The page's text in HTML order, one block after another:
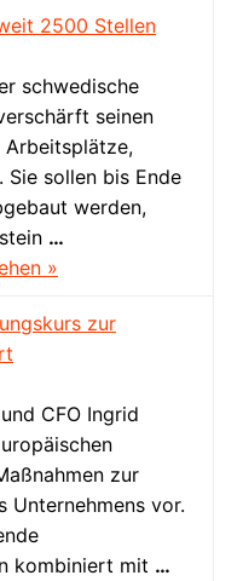
2500 Stellen
schwedische
seinen
Sie sollen bis Ende
werden,
…
»
zur
CFO Ingrid
zur
Unternehmens vor.
kombiniert mit …